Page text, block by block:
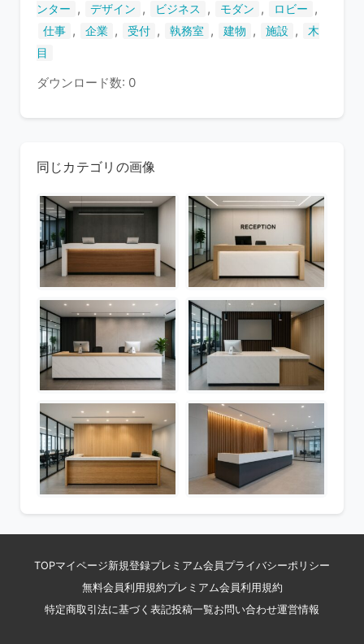
ンター
, デザイン , ビジネス , モダン , ロビー ,
仕事 , 企業 , 受付 , 執務室 , 建物 , 施設 ,
木
目
ダウンロード数: 0
同じカテゴリの画像
TOPマイページ新規登録プレミアム会員 プライバシーポリシー
無料会員利用規約プレミアム会員利用規約
特定商取引法に基づく表記投稿一覧お問い合わせ運営情報